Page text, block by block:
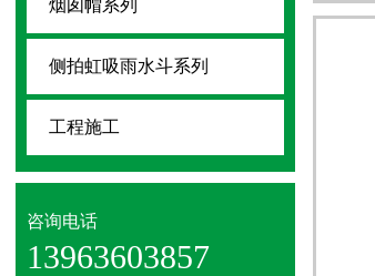
烟囱帽系列
侧拍虹吸雨水斗系列
工程施工
咨询电话
13963603857